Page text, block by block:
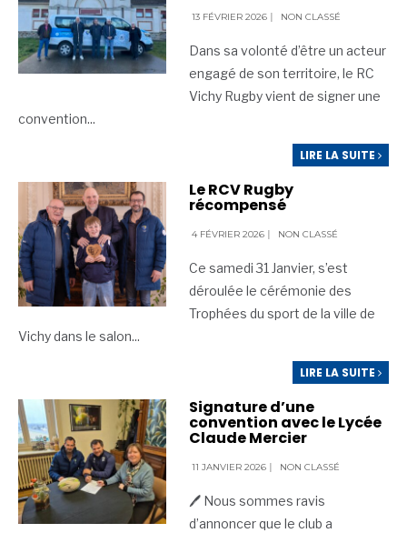
13 FÉVRIER 2026 NON CLASSÉ
Dans sa volonté d’être un acteur
engagé de son territoire, le RC
Vichy Rugby vient de signer une
convention...
LIRE LA SUITE
Le RCV Rugby
récompensé
4 FÉVRIER 2026 NON CLASSÉ
Ce samedi 31 Janvier, s’est
déroulée le cérémonie des
Trophées du sport de la ville de
Vichy dans le salon...
LIRE LA SUITE
Signature d’une
convention avec le Lycée
Claude Mercier
11 JANVIER 2026 NON CLASSÉ
🖊️ Nous sommes ravis
d’annoncer que le club a